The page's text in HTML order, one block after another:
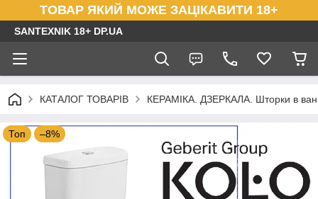
ТОВАР ЯКИЙ МОЖЕ ЗАЦІКАВИТИ 18+
SANTEXNIK 18+ DP.UA
КАТАЛОГ ТОВАРІВ КЕРАМІКА. ДЗЕРКАЛА. Шторки в
Топ –8%